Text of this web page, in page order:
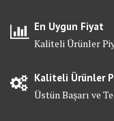
En Uygun Fiyat
Kaliteli Ürünler
Kaliteli Ürünler
Üstün Başarı ve